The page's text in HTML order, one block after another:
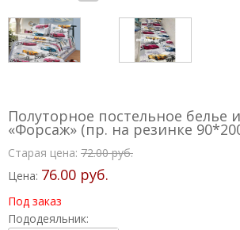
Полуторное постельное белье
«Форсаж» (пр. на резинке
Старая цена: 72.00 руб.
Цена: 76.00 руб.
Под заказ
Пододеяльник: